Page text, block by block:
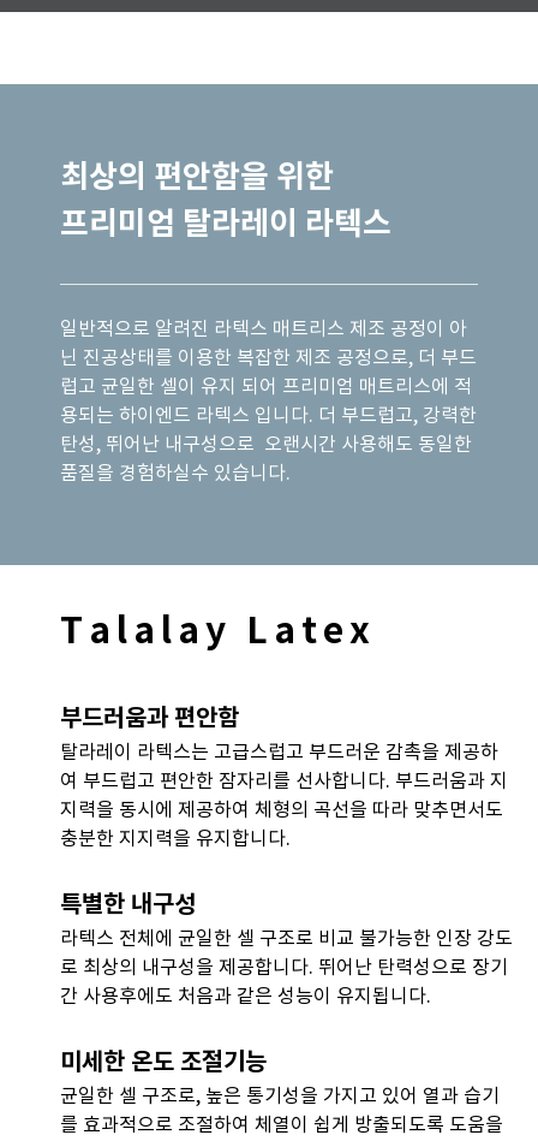
최상의 편안함을 위한
프리미엄 탈라레이 라텍스
일반적으로 알려진 라텍스 매트리스 제조 공정이 아
닌 진공상태를 이용한 복잡한 제조 공정으로, 더 부드
럽고 균일한 셀이 유지 되어 프리미엄 매트리스에 적
용되는 하이엔드 라텍스 입니다. 더 부드럽고, 강력한
탄성, 뛰어난 내구성으로 오랜시간 사용해도 동일한
품질을 경험하실수 있습니다.
Talalay Latex
부드러움과 편안함
탈라레이 라텍스는 고급스럽고 부드러운 감촉을 제공하
여 부드럽고 편안한 잠자리를 선사합니다. 부드러움과 지
지력을 동시에 제공하여 체형의 곡선을 따라 맞추면서도
충분한 지지력을 유지합니다.
특별한 내구성
라텍스 전체에 균일한 셀 구조로 비교 불가능한 인장 강도
로 최상의 내구성을 제공합니다. 뛰어난 탄력성으로 장기
간 사용후에도 처음과 같은 성능이 유지됩니다.
미세한 온도 조절기능
균일한 셀 구조로, 높은 통기성을 가지고 있어 열과 습기
를 효과적으로 조절하여 체열이 쉽게 방출되도록 도움을